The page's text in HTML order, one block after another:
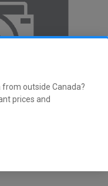
outside Canada?
prices and